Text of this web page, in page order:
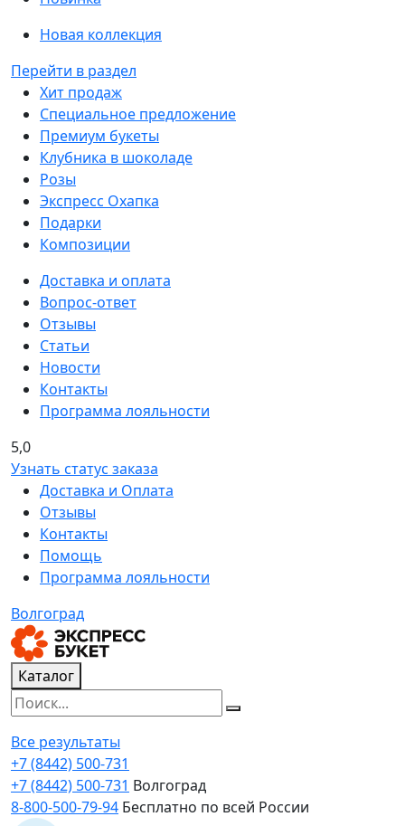
Новая коллекция
Перейти в раздел
Хит продаж
Специальное предложение
Премиум букеты
Клубника в шоколаде
Розы
Экспресс Охапка
Подарки
Композиции
Доставка и оплата
Вопрос-ответ
Отзывы
Статьи
Новости
Контакты
Программа лояльности
5,0
Узнать статус заказа
Доставка и Оплата
Отзывы
Контакты
Помощь
Программа лояльности
Волгоград
Каталог
Все результаты
+7 (8442) 500-731
+7 (8442) 500-731 Волгоград
8-800-500-79-94 Бесплатно по всей России